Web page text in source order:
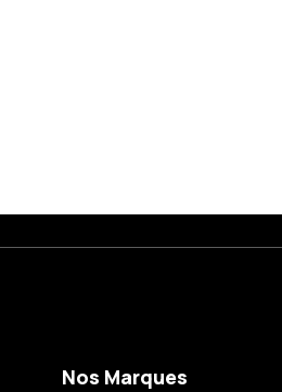
Nos Marques